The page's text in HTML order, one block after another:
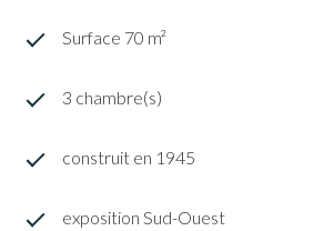
Surface 70 m²
3 chambre(s)
construit en 1945
exposition Sud-Ouest